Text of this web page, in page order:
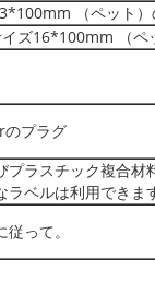
（ペット
ズ16*100mm （ペ
のプラグ
プラスチック複合材
ベルは利用できま
って。